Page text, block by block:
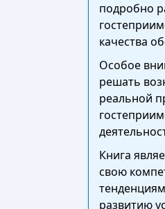
подробно
качества
Особое
решать
реальной
Книга
свою
развитию